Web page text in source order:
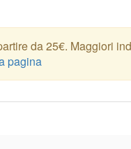
da 25€. Maggiori
pagina